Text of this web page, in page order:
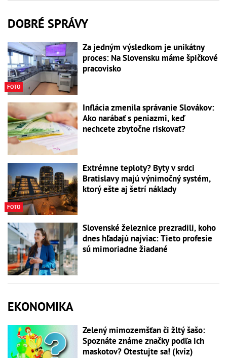
DOBRÉ SPRÁVY
FOTO
Za jedným výsledkom je unikátny
proces: Na Slovensku máme špičkové
pracovisko
Inflácia zmenila správanie Slovákov:
Ako narábať s peniazmi, keď
nechcete zbytočne riskovať?
FOTO
Extrémne teploty? Byty v srdci
Bratislavy majú výnimočný systém,
ktorý ešte aj šetrí náklady
Slovenské železnice prezradili, koho
dnes hľadajú najviac: Tieto profesie
sú mimoriadne žiadané
EKONOMIKA
Zelený mimozemšťan či žltý šašo:
Spoznáte známe značky podľa ich
maskotov? Otestujte sa! (kvíz)